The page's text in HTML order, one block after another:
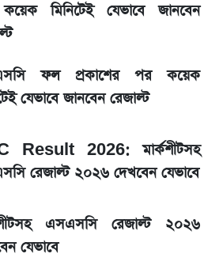
ও রুপার সর্বশেষ দাম
হবে এসএসসি ফল প্রকাশের
পূর্বাভাস দিল আবহাওয়া অফিস
স্বর্ণের দাম
কম বাড়লেও রেকর্ড মুনাফা ও
মিনিটেই যেভাবে জানবেন
ফল প্রকাশের পর কয়েক
যেভাবে জানবেন রেজাল্ট
Result 2026: মার্কশীটসহ
রেজাল্ট ২০২৬ দেখবেন যেভাবে
এসএসসি রেজাল্ট ২০২৬
যেভাবে